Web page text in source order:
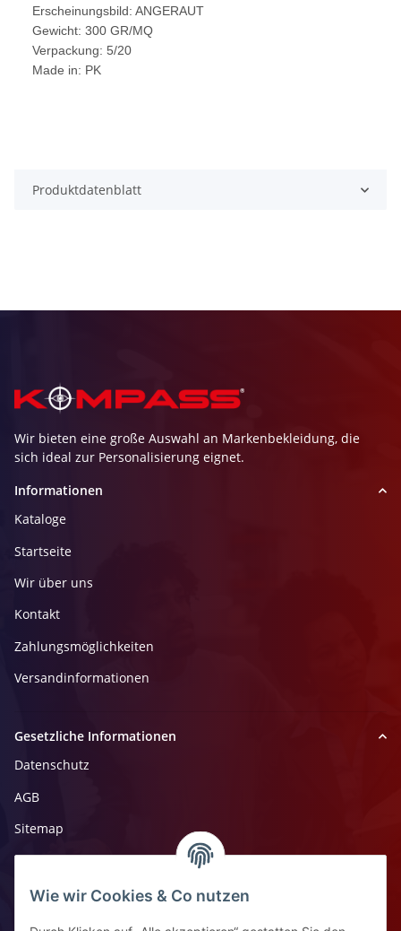
Wie wir Cookies & Co nutzen
Erscheinungsbild: ANGERAUT
Gewicht: 300 GR/MQ
Verpackung: 5/20
Made in: PK
Produktdatenblatt
Wir bieten eine große Auswahl an Markenbekleidung, die
sich ideal zur Personalisierung eignet.
Informationen
Kataloge
Startseite
Wir über uns
Kontakt
Zahlungsmöglichkeiten
Versandinformationen
Gesetzliche Informationen
Datenschutz
AGB
Sitemap
Impressum
Widerrufsrecht